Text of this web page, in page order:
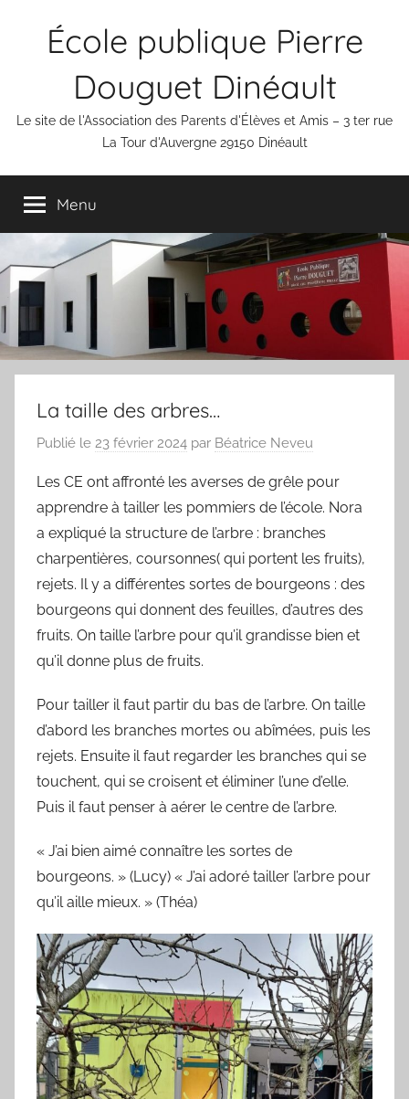
École publique Pierre
Douguet Dinéault
Le site de l'Association des Parents d'Élèves et Amis – 3 ter rue
La Tour d'Auvergne 29150 Dinéault
Menu
La taille des arbres…
Publié le 23 février 2024 par Béatrice Neveu
Les CE ont affronté les averses de grêle pour
apprendre à tailler les pommiers de l’école. Nora
a expliqué la structure de l’arbre : branches
charpentières, coursonnes( qui portent les fruits),
rejets. Il y a différentes sortes de bourgeons : des
bourgeons qui donnent des feuilles, d’autres des
fruits. On taille l’arbre pour qu’il grandisse bien et
qu’il donne plus de fruits.
Pour tailler il faut partir du bas de l’arbre. On taille
d’abord les branches mortes ou abîmées, puis les
rejets. Ensuite il faut regarder les branches qui se
touchent, qui se croisent et éliminer l’une d’elle.
Puis il faut penser à aérer le centre de l’arbre.
« J’ai bien aimé connaître les sortes de
bourgeons. » (Lucy) « J’ai adoré tailler l’arbre pour
qu’il aille mieux. » (Théa)